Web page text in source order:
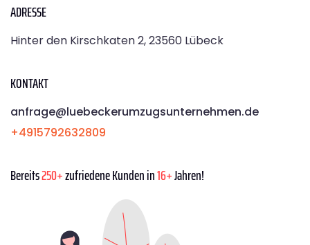
ADRESSE
Hinter den Kirschkaten 2, 23560 Lübeck
KONTAKT
anfrage@luebeckerumzugsunternehmen.de
+4915792632809
Bereits250+zufriedene Kunden in16+Jahren!